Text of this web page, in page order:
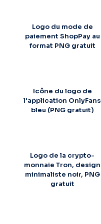
Logo du mode de
paiement ShopPay au
format PNG gratuit
Icône du logo de
l'application OnlyFans
bleu (PNG gratuit)
Logo de la crypto-
monnaie Tron, design
minimaliste noir, PNG
gratuit